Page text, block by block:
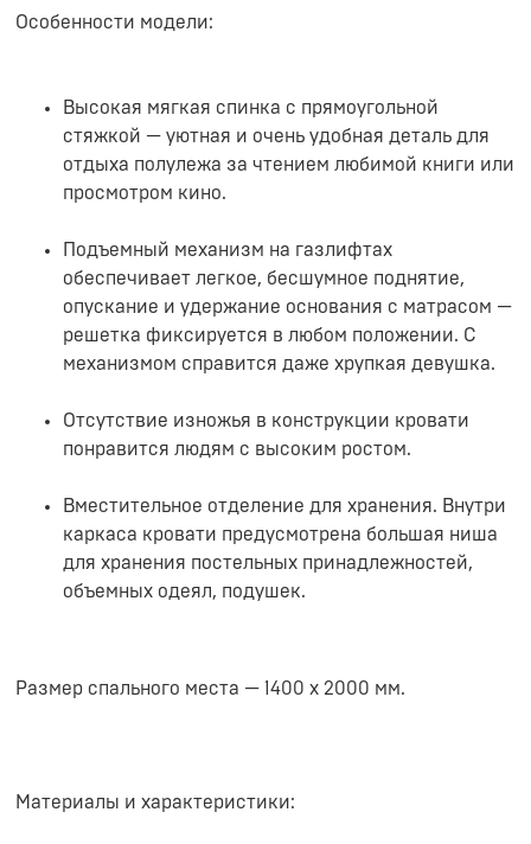
Особенности модели:
Высокая мягкая спинка с прямоугольной
стяжкой — уютная и очень удобная деталь для
отдыха полулежа за чтением любимой книги или
просмотром кино.
Подъемный механизм на газлифтах
обеспечивает легкое, бесшумное поднятие,
опускание и удержание основания с матрасом —
решетка фиксируется в любом положении. С
механизмом справится даже хрупкая девушка.
Отсутствие изножья в конструкции кровати
понравится людям с высоким ростом.
Вместительное отделение для хранения. Внутри
каркаса кровати предусмотрена большая ниша
для хранения постельных принадлежностей,
объемных одеял, подушек.
Размер спального места — 1400 х 2000 мм.
Материалы и характеристики: